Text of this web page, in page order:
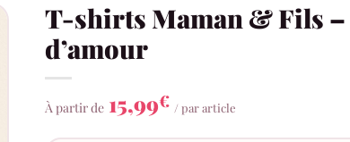
T-shirts Maman & Fils
d’amour
À partir de 15,99€ / par article